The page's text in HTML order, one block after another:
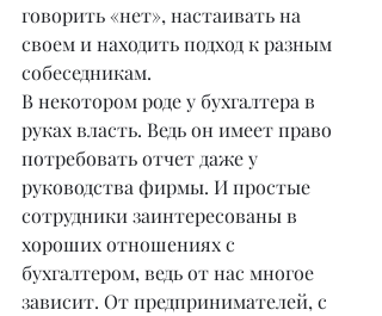
говорить «нет», настаивать на
своем и находить подход к разным
собеседникам.
В некотором роде у бухгалтера в
руках власть. Ведь он имеет право
потребовать отчет даже у
руководства фирмы. И простые
сотрудники заинтересованы в
хороших отношениях с
бухгалтером, ведь от нас многое
зависит. От предпринимателей, с